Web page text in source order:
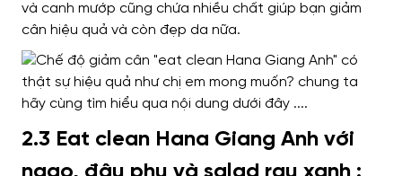
và canh mướp cũng chứa nhiều chất giúp bạn giảm
cân hiệu quả và còn đẹp da nữa.
2.3 Eat clean Hana Giang Anh với